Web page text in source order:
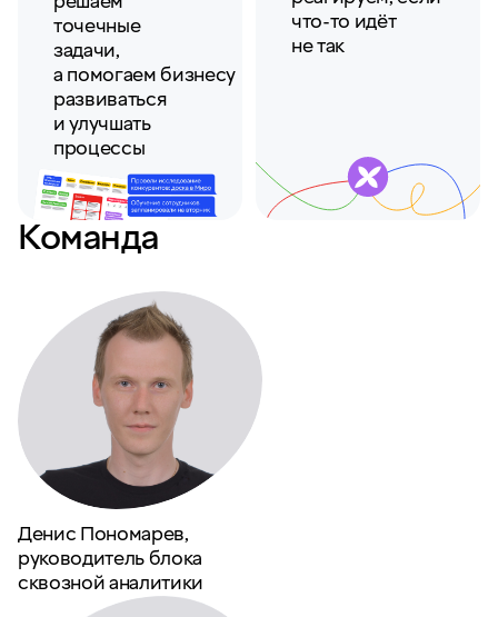
точечные
задачи,
а помогаем бизнесу
развиваться
и улучшать
процессы
что-то идёт
не так
Команда
Денис Пономарев,
руководитель блока
cквозной аналитики